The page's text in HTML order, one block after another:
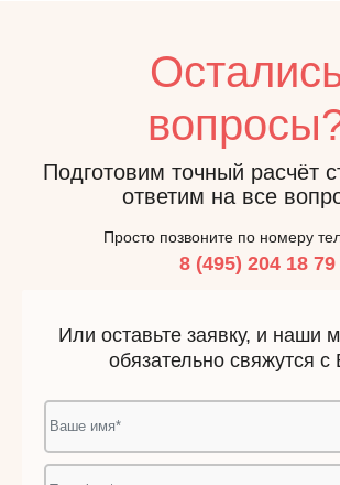
Подготовим точный расчёт
ответим на все
Просто позвоните по номеру
8 (495) 204 18 79
Или оставьте заявку, и наши
обязательно свяжутся с